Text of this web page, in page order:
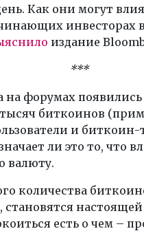
Как они могут
инвесторах в
издание
***
на форумах
биткоинов
и биткоин-
ли это то, что
валюту.
количества
есть о чем –